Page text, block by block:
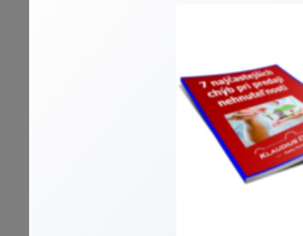
oznámení budeme
údaje našich klientov:
telefónne číslo, e-mail.
oznámení na váš mail